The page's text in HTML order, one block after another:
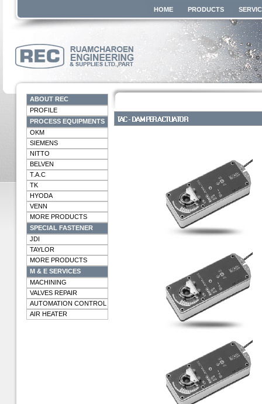
ABOUT REC
PROFILE
PROCESS EQUIPMENTS
OKM
SIEMENS
NITTO
BELVEN
T.A.C
TK
HYODA
VENN
MORE PRODUCTS
SPECIAL FASTENER
JDI
TAYLOR
MORE PRODUCTS
M & E SERVICES
MACHINING
VALVES REPAIR
AUTOMATION CONTROL
AIR HEATER
HOME PRODUCTS